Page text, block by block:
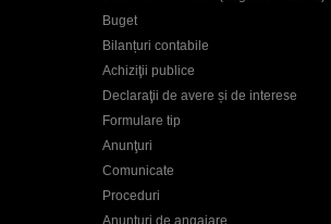
Buget
Bilanțuri contabile
Achiziţii publice
Declaraţii de avere și de interese
Formulare tip
Anunţuri
Comunicate
Proceduri
Anunţuri de angajare